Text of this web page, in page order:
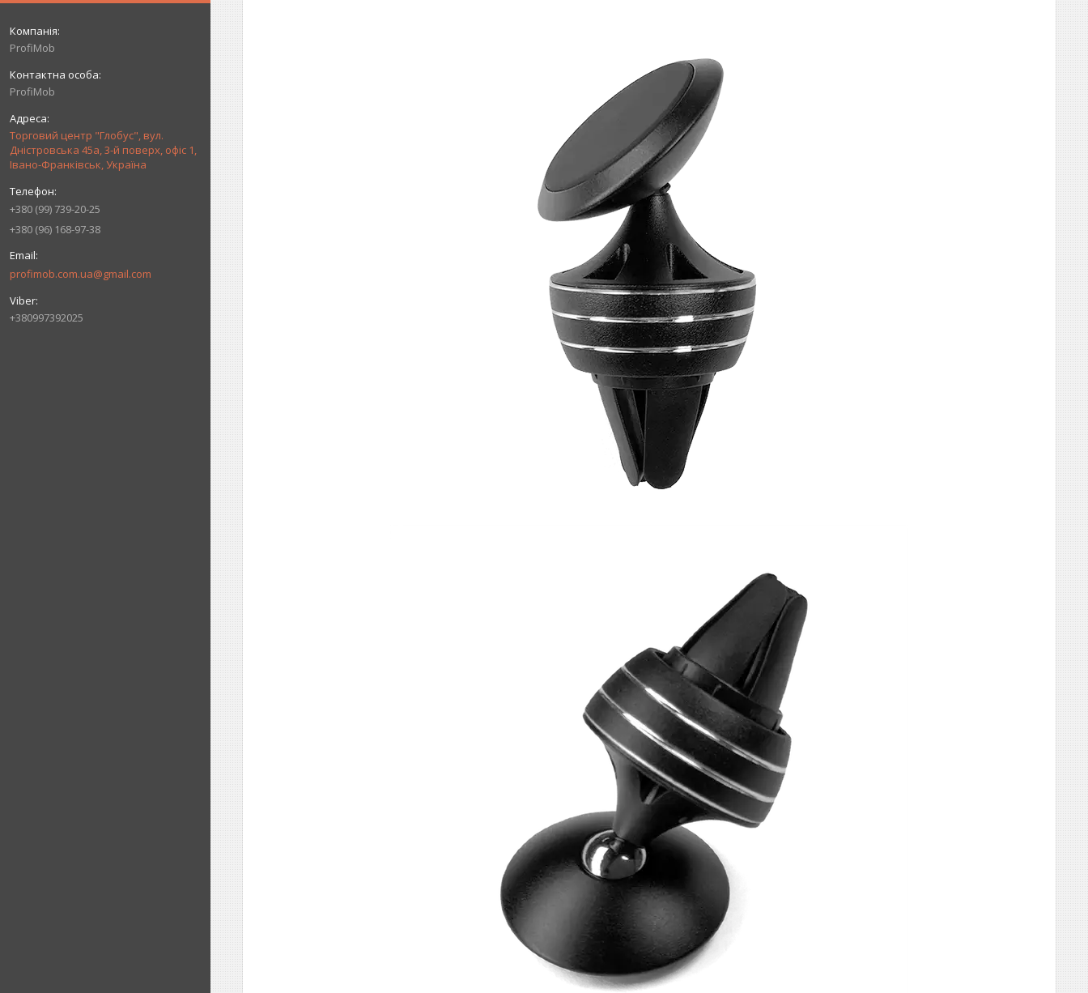
ProfiMob
ProfiMob
Торговий центр "Глобус", вул.
Дністровська 45а, 3-й поверх, офіс 1,
Івано-Франківськ, Україна
+380 (99) 739-20-25
+380 (96) 168-97-38
profimob.com.ua@gmail.com
+380997392025